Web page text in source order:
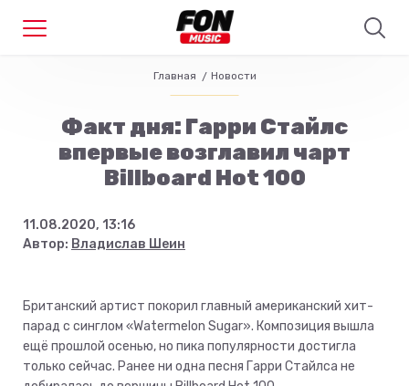
Главная Новости
Факт дня: Гарри Стайлс
впервые возглавил чарт
Billboard Hot 100
11.08.2020, 13:16
Автор: Владислав Шеин
Британский артист покорил главный американский хит-
парад с синглом «Watermelon Sugar». Композиция вышла
ещё прошлой осенью, но пика популярности достигла
только сейчас. Ранее ни одна песня Гарри Стайлса не